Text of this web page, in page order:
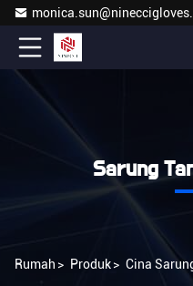
Sarung
Rumah > Produk> Cina